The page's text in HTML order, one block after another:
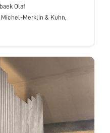
Olaf
Michel-Merklin & Kuhn,